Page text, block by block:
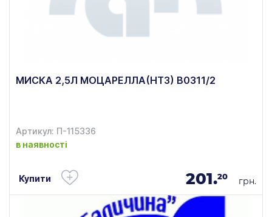
МИСКА 2,5Л МОЦАРЕЛЛА(НТЗ) В0311/2
Артикул: П-115336
в наявності
Купити 201.20 грн.